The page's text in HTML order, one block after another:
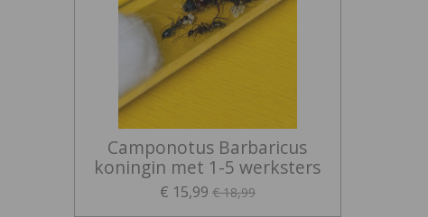
Camponotus Barbaricus
koningin met 1-5 werksters
€ 15,99 € 18,99